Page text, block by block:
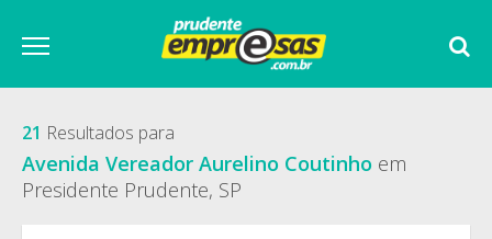
21 Resultados para
Avenida Vereador Aurelino Coutinho em
Presidente Prudente, SP